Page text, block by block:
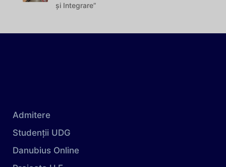
și Integrare”
Admitere
Studenții UDG
Danubius Online